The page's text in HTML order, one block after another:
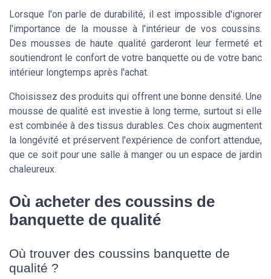
Lorsque l'on parle de durabilité, il est impossible d'ignorer
l'importance de la mousse à l'intérieur de vos coussins.
Des mousses de haute qualité garderont leur fermeté et
soutiendront le confort de votre banquette ou de votre banc
intérieur longtemps après l'achat.
Choisissez des produits qui offrent une bonne densité. Une
mousse de qualité est investie à long terme, surtout si elle
est combinée à des tissus durables. Ces choix augmentent
la longévité et préservent l'expérience de confort attendue,
que ce soit pour une salle à manger ou un espace de jardin
chaleureux.
Où acheter des coussins de
banquette de qualité
Où trouver des coussins banquette de
qualité ?